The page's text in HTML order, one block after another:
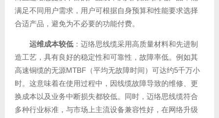
满足不同用户需求，用户可根据自身预算和性能要求选择
合适产品，避免为不必要的功能付费。
运维成本较低 ：迈络思线缆采用高质量材料和先进制
造工艺，具有良好的稳定性和可靠性，故障率低。例如其
高速铜缆的无源MTBF（平均无故障时间）可达约5千万小
时。这意味着在使用过程中，因线缆故障导致的维修、更
换成本以及业务中断损失都较低。同时，迈络思线缆符合
多种行业标准，与市场上主流设备兼容性好，在网络升级